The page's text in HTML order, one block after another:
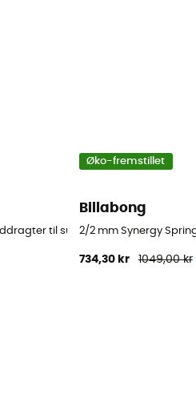
til surf - Damer
Øko-fremstillet
Billabong
2/2 mm Synergy
734,30 kr 1049,00 kr